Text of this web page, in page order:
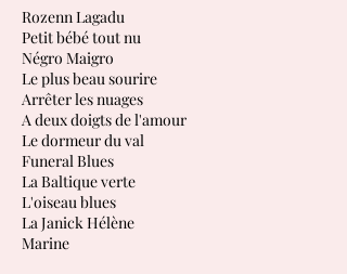
Rozenn Lagadu
Petit bébé tout nu
Négro Maigro
Le plus beau sourire
Arrêter les nuages
A deux doigts de l'amour
Le dormeur du val
Funeral Blues
La Baltique verte
L'oiseau blues
La Janick Hélène
Marine